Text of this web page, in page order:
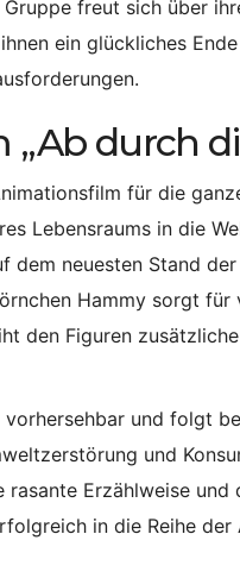
freut sich über
ein glückliches
durch
für die
Lebensraums in die
neuesten Stand
Hammy sorgt für
den Figuren
und folgt
und
rasante Erzählweise
in die Reihe